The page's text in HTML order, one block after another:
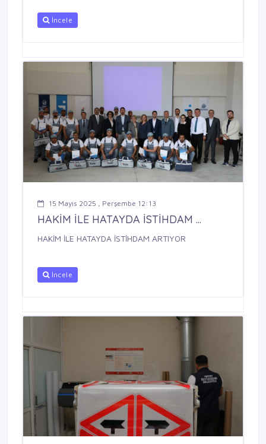
İncele
15 Mayıs 2025 , Perşembe 12:13
HAKİM İLE HATAYDA İSTİHDAM ...
HAKİM İLE HATAYDA İSTİHDAM ARTIYOR
İncele